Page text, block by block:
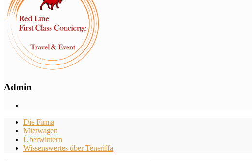
Admin
Die Firma
Mietwagen
Überwintern
Wissenswertes über Teneriffa